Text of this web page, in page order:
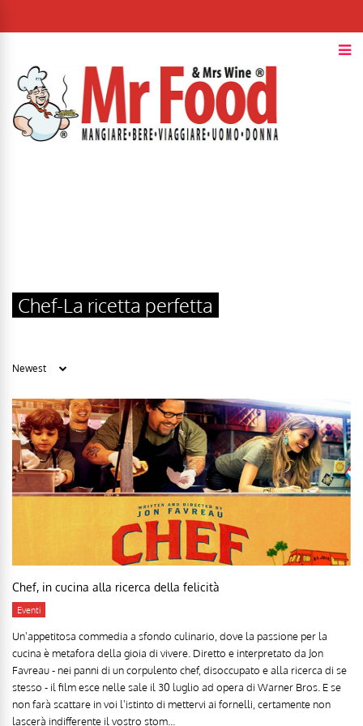
Chef-La ricetta perfetta
Chef, in cucina alla ricerca della felicità
Eventi
Un'appetitosa commedia a sfondo culinario, dove la passione per la
cucina è metafora della gioia di vivere. Diretto e interpretato da Jon
Favreau - nei panni di un corpulento chef, disoccupato e alla ricerca di se
stesso - il film esce nelle sale il 30 luglio ad opera di Warner Bros. E se
non farà scattare in voi l'istinto di mettervi ai fornelli, certamente non
lascerà indifferente il vostro stom...